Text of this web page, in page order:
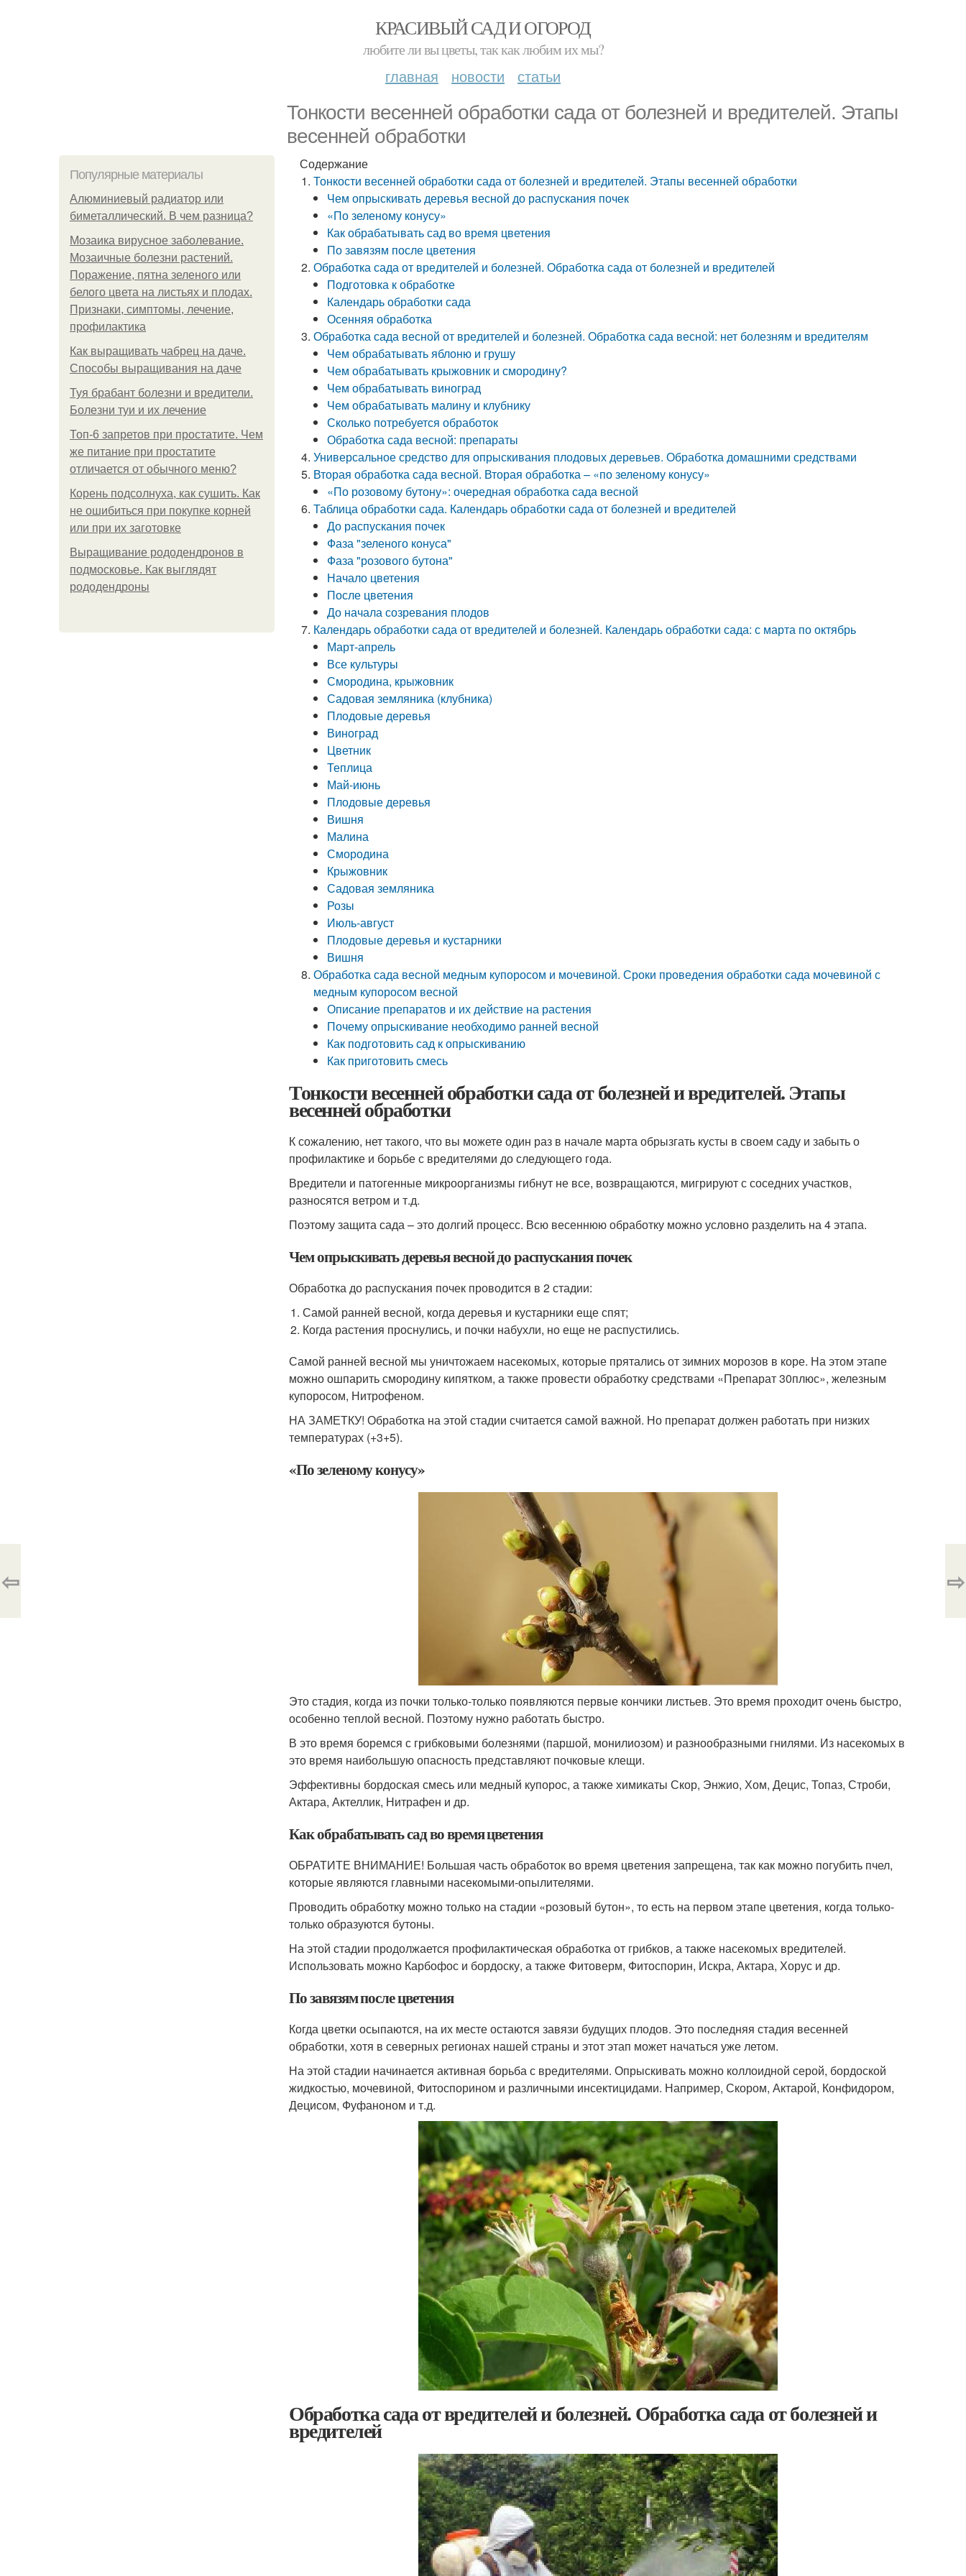
КРАСИВЫЙ САД И ОГОРОД
любите ли вы цветы, так как любим их мы?
главная новости статьи
Тонкости весенней обработки сада от болезней и вредителей. Этапы
весенней обработки
Популярные материалы
Алюминиевый радиатор или
биметаллический. В чем разница?
Мозаика вирусное заболевание.
Мозаичные болезни растений.
Поражение, пятна зеленого или
белого цвета на листьях и плодах.
Признаки, симптомы, лечение,
профилактика
Как выращивать чабрец на даче.
Способы выращивания на даче
Туя брабант болезни и вредители.
Болезни туи и их лечение
Топ-6 запретов при простатите. Чем
же питание при простатите
отличается от обычного меню?
Корень подсолнуха, как сушить. Как
не ошибиться при покупке корней
или при их заготовке
Выращивание рододендронов в
подмосковье. Как выглядят
рододендроны
Содержание
Тонкости весенней обработки сада от болезней и вредителей. Этапы весенней обработки
Чем опрыскивать деревья весной до распускания почек
«По зеленому конусу»
Как обрабатывать сад во время цветения
По завязям после цветения
Обработка сада от вредителей и болезней. Обработка сада от болезней и вредителей
Подготовка к обработке
Календарь обработки сада
Осенняя обработка
Обработка сада весной от вредителей и болезней. Обработка сада весной: нет болезням и вредителям
Чем обрабатывать яблоню и грушу
Чем обрабатывать крыжовник и смородину?
Чем обрабатывать виноград
Чем обрабатывать малину и клубнику
Сколько потребуется обработок
Обработка сада весной: препараты
Универсальное средство для опрыскивания плодовых деревьев. Обработка домашними средствами
Вторая обработка сада весной. Вторая обработка – «по зеленому конусу»
«По розовому бутону»: очередная обработка сада весной
Таблица обработки сада. Календарь обработки сада от болезней и вредителей
До распускания почек
Фаза "зеленого конуса"
Фаза "розового бутона"
Начало цветения
После цветения
До начала созревания плодов
Календарь обработки сада от вредителей и болезней. Календарь обработки сада: с марта по октябрь
Март-апрель
Все культуры
Смородина, крыжовник
Садовая земляника (клубника)
Плодовые деревья
Виноград
Цветник
Теплица
Май-июнь
Плодовые деревья
Вишня
Малина
Смородина
Крыжовник
Садовая земляника
Розы
Июль-август
Плодовые деревья и кустарники
Вишня
Обработка сада весной медным купоросом и мочевиной. Сроки проведения обработки сада мочевиной с
медным купоросом весной
Описание препаратов и их действие на растения
Почему опрыскивание необходимо ранней весной
Как подготовить сад к опрыскиванию
Как приготовить смесь
Тонкости весенней обработки сада от болезней и вредителей. Этапы
весенней обработки
К сожалению, нет такого, что вы можете один раз в начале марта обрызгать кусты в своем саду и забыть о
профилактике и борьбе с вредителями до следующего года.
Вредители и патогенные микроорганизмы гибнут не все, возвращаются, мигрируют с соседних участков,
разносятся ветром и т.д.
Поэтому защита сада – это долгий процесс. Всю весеннюю обработку можно условно разделить на 4 этапа.
Чем опрыскивать деревья весной до распускания почек
Обработка до распускания почек проводится в 2 стадии:
Самой ранней весной, когда деревья и кустарники еще спят;
Когда растения проснулись, и почки набухли, но еще не распустились.
Самой ранней весной мы уничтожаем насекомых, которые прятались от зимних морозов в коре. На этом этапе
можно ошпарить смородину кипятком, а также провести обработку средствами «Препарат 30плюс», железным
купоросом, Нитрофеном.
НА ЗАМЕТКУ! Обработка на этой стадии считается самой важной. Но препарат должен работать при низких
температурах (+3+5).
«По зеленому конусу»
Это стадия, когда из почки только-только появляются первые кончики листьев. Это время проходит очень быстро,
особенно теплой весной. Поэтому нужно работать быстро.
В это время боремся с грибковыми болезнями (паршой, монилиозом) и разнообразными гнилями. Из насекомых в
это время наибольшую опасность представляют почковые клещи.
Эффективны бордоская смесь или медный купорос, а также химикаты Скор, Энжио, Хом, Децис, Топаз, Строби,
Актара, Актеллик, Нитрафен и др.
Как обрабатывать сад во время цветения
ОБРАТИТЕ ВНИМАНИЕ! Большая часть обработок во время цветения запрещена, так как можно погубить пчел,
которые являются главными насекомыми-опылителями.
Проводить обработку можно только на стадии «розовый бутон», то есть на первом этапе цветения, когда только-
только образуются бутоны.
На этой стадии продолжается профилактическая обработка от грибков, а также насекомых вредителей.
Использовать можно Карбофос и бордоску, а также Фитоверм, Фитоспорин, Искра, Актара, Хорус и др.
По завязям после цветения
Когда цветки осыпаются, на их месте остаются завязи будущих плодов. Это последняя стадия весенней
обработки, хотя в северных регионах нашей страны и этот этап может начаться уже летом.
На этой стадии начинается активная борьба с вредителями. Опрыскивать можно коллоидной серой, бордоской
жидкостью, мочевиной, Фитоспорином и различными инсектицидами. Например, Скором, Актарой, Конфидором,
Децисом, Фуфаноном и т.д.
Обработка сада от вредителей и болезней. Обработка сада от болезней и
вредителей
⇦ ⇨